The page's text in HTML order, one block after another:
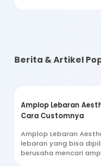
Berita & Artikel
Amplop Lebaran
Cara Customnya
Amplop Lebaran
lebaran yang bisa
berusaha mencari